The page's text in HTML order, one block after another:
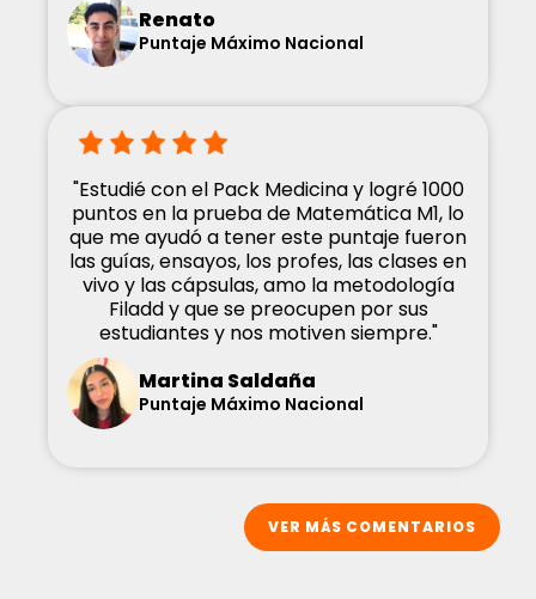
Renato
Puntaje Máximo Nacional
"Estudié con el Pack Medicina y logré 1000
puntos en la prueba de Matemática M1, lo
que me ayudó a tener este puntaje fueron
las guías, ensayos, los profes, las clases en
vivo y las cápsulas, amo la metodología
Filadd y que se preocupen por sus
estudiantes y nos motiven siempre."
Martina Saldaña
Puntaje Máximo Nacional
VER MÁS COMENTARIOS